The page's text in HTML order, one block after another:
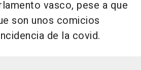
vasco, pese a que
son unos comicios
de la covid.